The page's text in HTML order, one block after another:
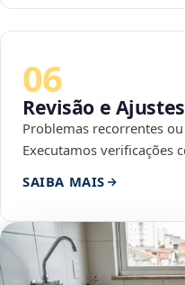
06
Revisão e
Problemas recorrentes
Executamos verificações
SAIBA MAIS